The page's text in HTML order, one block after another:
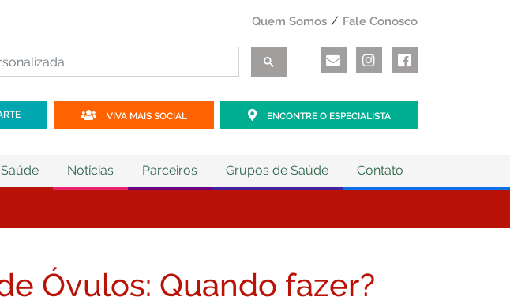
Quem Somos Fale Conosco
VIVA MAIS SOCIAL ENCONTRE O ESPECIALISTA
Notícias Parceiros Grupos de Saúde Contato
Óvulos: Quando fazer?